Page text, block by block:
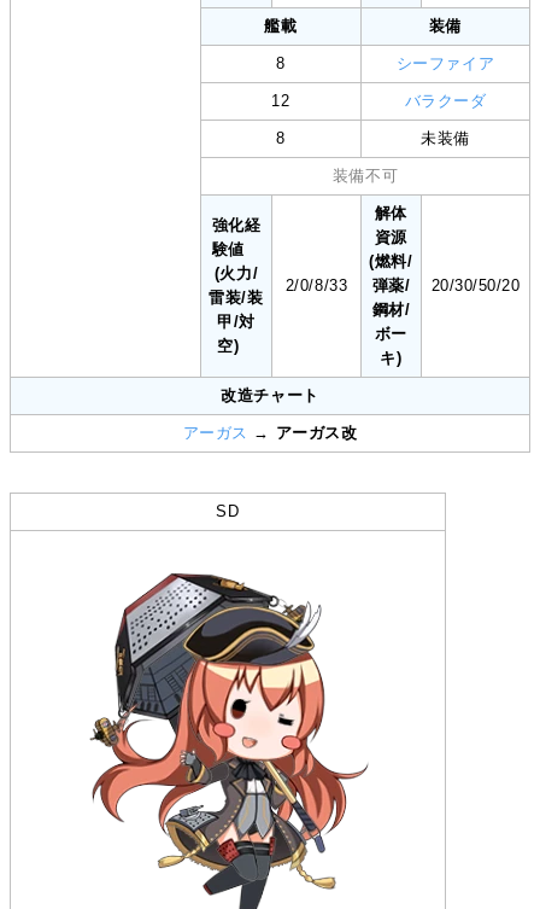
艦載 装備
8 シーファイア
12 バラクーダ
8 未装備
装備不可
強化経
験値
(火力/
雷装/装
甲/対
空)
2/0/8/33
解体
資源
(燃料/
弾薬/
鋼材/
ボー
キ)
20/30/50/20
改造チャート
アーガス → アーガス改
SD